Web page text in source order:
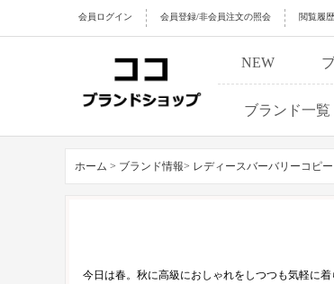
会員ログイン 会員登録/非会員注文の照会 閲覧履歴
NEW
ブランド一覧
ホーム > ブランド情報> レディースバーバリーコピ
今日は春。秋に高級におしゃれをしつつも気軽に